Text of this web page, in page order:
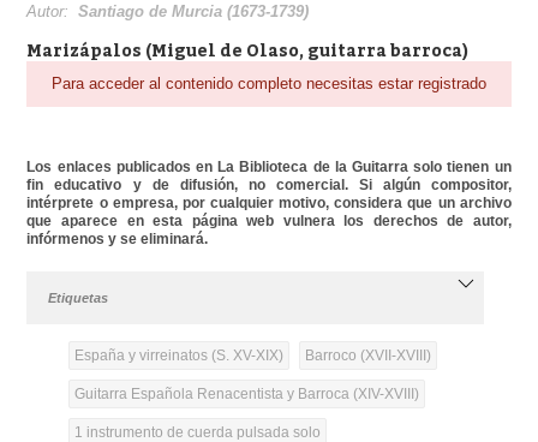
Biblioteca
Autor:Santiago de Murcia (1673-1739)
Marizápalos (Miguel de Olaso, guitarra barroca)
Para acceder al contenido completo necesitas estar registrado
Los enlaces publicados en La Biblioteca de la Guitarra solo tienen un
fin educativo y de difusión, no comercial. Si algún compositor,
intérprete o empresa, por cualquier motivo, considera que un archivo
que aparece en esta página web vulnera los derechos de autor,
infórmenos y se eliminará.
Etiquetas
España y virreinatos (S. XV-XIX) Barroco (XVII-XVIII)
Guitarra Española Renacentista y Barroca (XIV-XVIII)
1 instrumento de cuerda pulsada solo